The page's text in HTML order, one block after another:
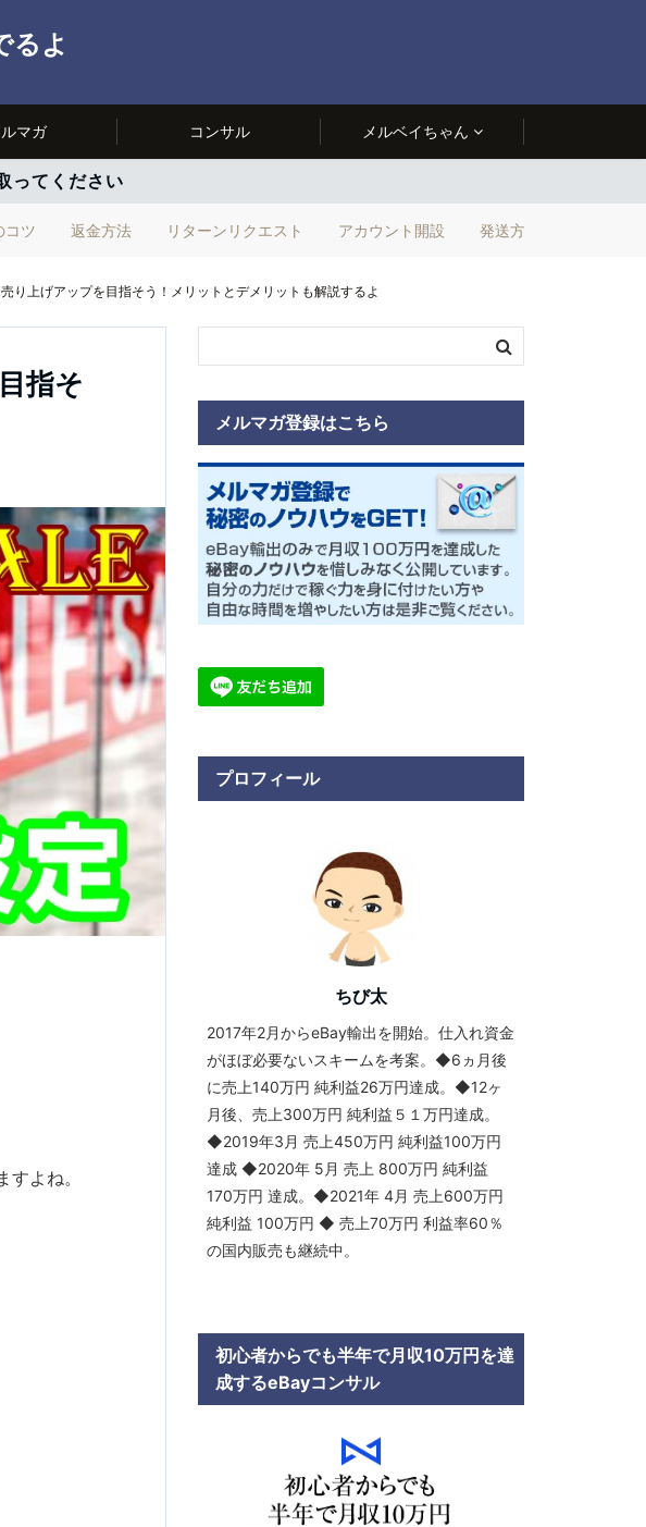
るよ
ルマガ コンサル メルベイちゃん
ってください
コツ 返金方法 リターンリクエスト アカウント開設 発送方法
り上げアップを目指そう！メリットとデメリットも解説するよ
指そ
すよね。
メルマガ登録はこちら
プロフィール
ちび太
2017年2月からeBay輸出を開始。仕入れ資金
がほぼ必要ないスキームを考案。◆6ヵ月後
に売上140万円 純利益26万円達成。◆12ヶ
月後、売上300万円 純利益５１万円達成。
◆2019年3月 売上450万円 純利益100万円
達成 ◆2020年 5月 売上 800万円 純利益
170万円 達成。◆2021年 4月 売上600万円
純利益 100万円 ◆ 売上70万円 利益率60％
の国内販売も継続中。
初心者からでも半年で月収10万円を達
成するeBayコンサル